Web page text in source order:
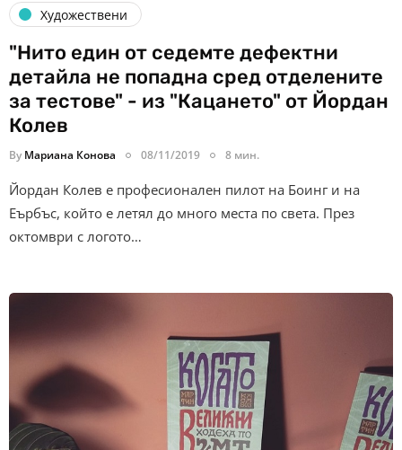
Художествени
"Нито един от седемте дефектни
детайла не попадна сред отделените
за тестове" - из "Кацането" от Йордан
Колев
By Мариана Конова 08/11/2019 8 мин.
Йордан Колев е професионален пилот на Боинг и на
Еърбъс, който е летял до много места по света. През
октомври с логото…